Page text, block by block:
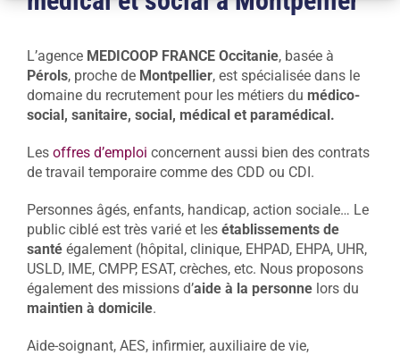
L’agence MEDICOOP FRANCE Occitanie, basée à
Pérols, proche de Montpellier, est spécialisée dans le
domaine du recrutement pour les métiers du médico-
social, sanitaire, social, médical et paramédical.
Les offres d’emploi concernent aussi bien des contrats
de travail temporaire comme des CDD ou CDI.
Personnes âgés, enfants, handicap, action sociale… Le
public ciblé est très varié et les établissements de
santéégalement (hôpital, clinique, EHPAD, EHPA, UHR,
USLD, IME, CMPP, ESAT, crèches, etc. Nous proposons
également des missions d’aide à la personnelors du
maintien à domicile.
Aide-soignant, AES, infirmier, auxiliaire de vie,